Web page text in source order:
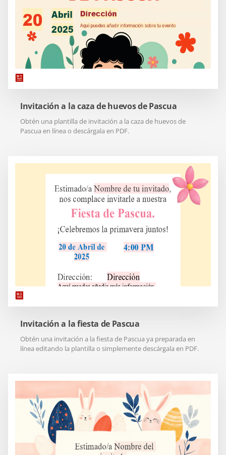
Invitación a la caza de huevos de Pascua
Obtén una plantilla de invitación a la caza de huevos de
Pascua en línea o descárgala en PDF.
Invitación a la fiesta de Pascua
Obtén una invitación a la fiesta de Pascua ya preparada en
línea editando la plantilla o simplemente descárgala en PDF.